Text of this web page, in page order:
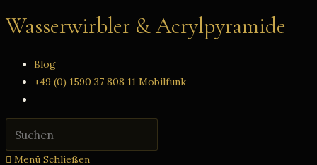
Inhalt
Wasserwirbler & Acrylpyramide
Blog
+49 (0) 1590 37 808 11 Mobilfunk
Suche
umschalten
Menü Schließen